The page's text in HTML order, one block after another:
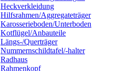
Heckverkleidung
Hilfsrahmen/Aggregateträger
Karosserieboden/Unterboden
Kotflügel/Anbauteile
Längs-/Querträger
Nummernschildtafel/-halter
Radhaus
Rahmenkopf